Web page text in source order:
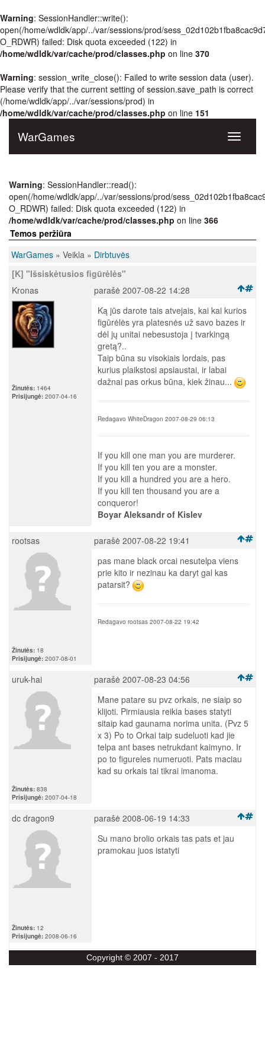
Warning: SessionHandler::write():
open(/home/wdldk/app/../var/sessions/prod/
O_RDWR) failed: Disk quota exceeded (122) in
/home/wdldk/var/cache/prod/classes.php on line 370
Warning: session_write_close(): Failed to write session data (user).
Please verify that the current setting of session.save_path is correct
(/home/wdldk/app/../var/sessions/prod) in
/home/wdldk/var/cache/prod/classes.php on line 151
Toggle
WarGames
Warning: SessionHandler::read():
open(/home/wdldk/app/../var/sessions/prod/
O_RDWR) failed: Disk quota exceeded (122) in
/home/wdldk/var/cache/prod/classes.php on line 366
Temos peržiūra
WarGames » Veikla » Dirbtuvės
[K] "Išsiskėtusios figūrėlės"
Kronas
parašė 2007-08-22 14:28
Žinutės: 1464
Prisijungė: 2007-04-16
Ką jūs darote tais atvejais, kai kai kurios
figūrėlės yra platesnės už savo bazes ir
dėl jų unitai nebesustoja į tvarkingą
gretą?..
Taip būna su visokiais lordais, pas
kurius plaikstosi apsiaustai, ir labai
dažnai pas orkus būna, kiek žinau...
Redagavo WhiteDragon 2007-08-29 06:13
If you kill one man you are murderer.
If you kill ten you are a monster.
If you kill a hundred you are a hero.
If you kill ten thousand you are a
conqueror!
Boyar Aleksandr of Kislev
rootsas parašė 2007-08-22 19:41
Žinutės: 18
Prisijungė: 2007-08-01
pas mane black orcai nesutelpa viens
prie kito ir nezinau ka daryt gal kas
patarsit?
Redagavo rootsas 2007-08-22 19:42
uruk-hai parašė 2007-08-23 04:56
Žinutės: 838
Prisijungė: 2007-04-18
Mane patare su pvz orkais, ne siaip so
klijoti. Pirmiausia reikia bases statyti
sitaip kad gaunama norima unita. (Pvz 5
x 3) Po to Orkai taip sudeluoti kad jie
telpa ant bases netrukdant kaimyno. Ir
po to figureles numeruoti. Pats maciau
kad su orkais tai tikrai imanoma.
dc dragon9 parašė 2008-06-19 14:33
Žinutės: 12
Prisijungė: 2008-06-16
Su mano brolio orkais tas pats et jau
pramokau juos istatyti
Copyright © 2007 - 2017